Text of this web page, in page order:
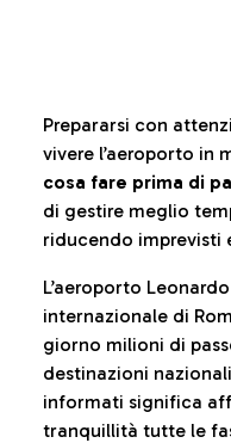
Prepararsi con
vivere l’aeroporto in
cosa fare prima di
di gestire meglio
riducendo imprevisti
L’aeroporto
internazionale di
giorno milioni di
destinazioni
informati significa
tranquillità tutte le